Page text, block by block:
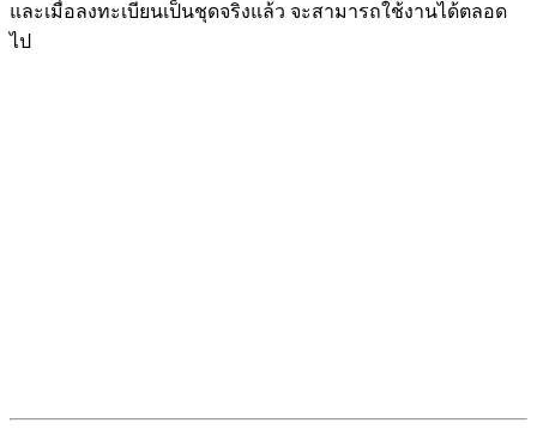
และเมื่อลงทะเบียนเป็นชุดจริงแล้ว จะสามารถใช้งานได้ตลอด
ไป